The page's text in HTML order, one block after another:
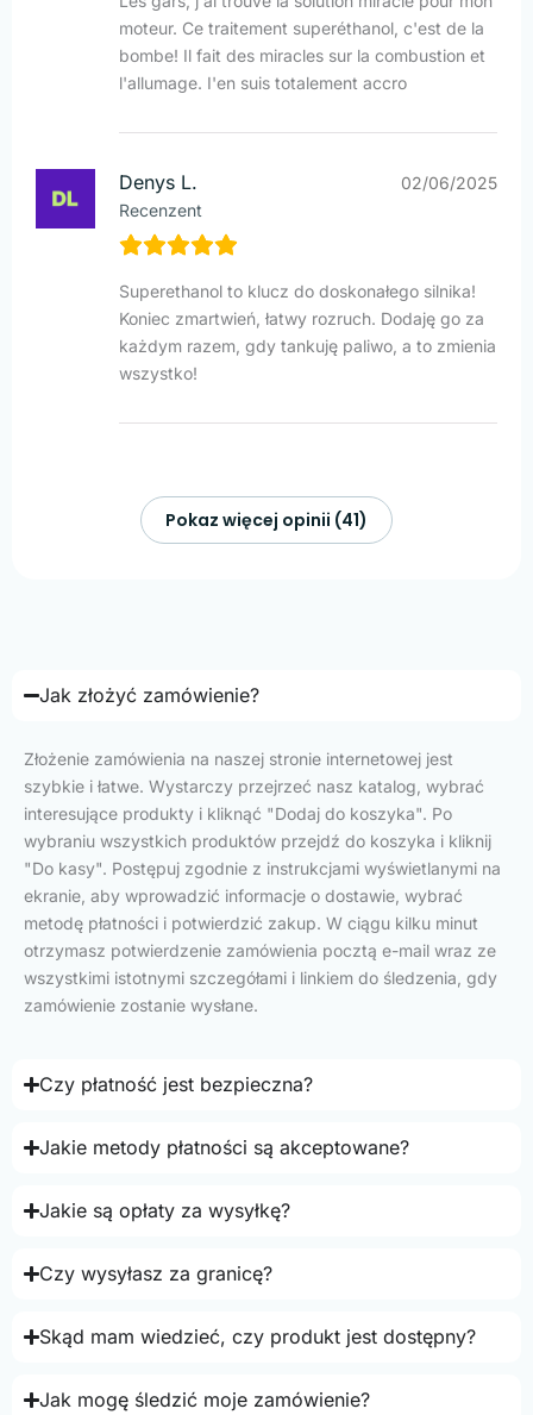
moteur. Ce traitement superéthanol, c'est de la
bombe! Il fait des miracles sur la combustion et
l'allumage. I'en suis totalement accro
Denys L.
Recenzent
02/06/2025
Superethanol to klucz do doskonałego silnika!
Koniec zmartwień, łatwy rozruch. Dodaję go za
każdym razem, gdy tankuję paliwo, a to zmienia
wszystko!
Pokaz więcej opinii (41)
Jak złożyć zamówienie?
Złożenie zamówienia na naszej stronie internetowej jest
szybkie i łatwe. Wystarczy przejrzeć nasz katalog, wybrać
interesujące produkty i kliknąć "Dodaj do koszyka". Po
wybraniu wszystkich produktów przejdź do koszyka i kliknij
"Do kasy". Postępuj zgodnie z instrukcjami wyświetlanymi na
ekranie, aby wprowadzić informacje o dostawie, wybrać
metodę płatności i potwierdzić zakup. W ciągu kilku minut
otrzymasz potwierdzenie zamówienia pocztą e-mail wraz ze
wszystkimi istotnymi szczegółami i linkiem do śledzenia, gdy
zamówienie zostanie wysłane.
Czy płatność jest bezpieczna?
Jakie metody płatności są akceptowane?
Jakie są opłaty za wysyłkę?
Czy wysyłasz za granicę?
Skąd mam wiedzieć, czy produkt jest dostępny?
Jak mogę śledzić moje zamówienie?